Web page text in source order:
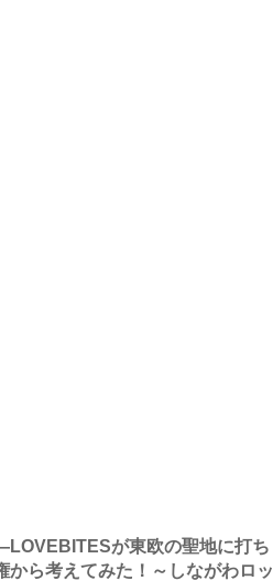
が東欧の聖地に打ち
ら考えてみた！～しながわロッ